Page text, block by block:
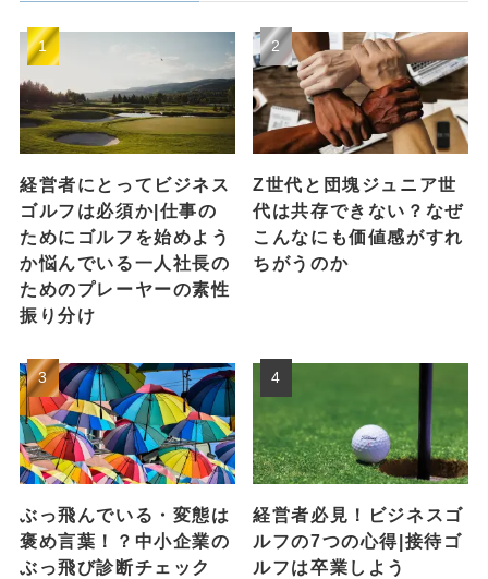
経営者にとってビジネス
ゴルフは必須か|仕事の
ためにゴルフを始めよう
か悩んでいる一人社長の
ためのプレーヤーの素性
振り分け
Z世代と団塊ジュニア世
代は共存できない？なぜ
こんなにも価値感がすれ
ちがうのか
ぶっ飛んでいる・変態は
褒め言葉！？中小企業の
ぶっ飛び診断チェック
経営者必見！ビジネスゴ
ルフの7つの心得|接待ゴ
ルフは卒業しよう